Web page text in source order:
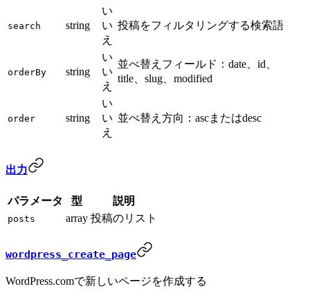
search string
い
い
え
投稿をフィルタリングする検索語
orderBy string
い
い
え
並べ替えフィールド：date、id、
title、slug、modified
order string
い
い
え
並べ替え方向：ascまたはdesc
出力
パラメータ 型 説明
posts array 投稿のリスト
wordpress_create_page
WordPress.comで新しいページを作成する